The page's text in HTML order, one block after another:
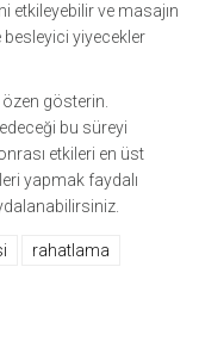
etkileyebilir ve masajın
besleyici yiyecekler
gösterin.
bu süreyi
etkileri en üst
yapmak faydalı
rahatlama